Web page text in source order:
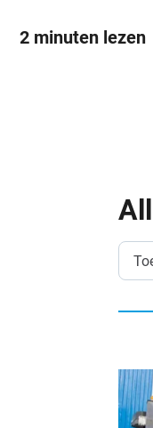
2 minuten lezen